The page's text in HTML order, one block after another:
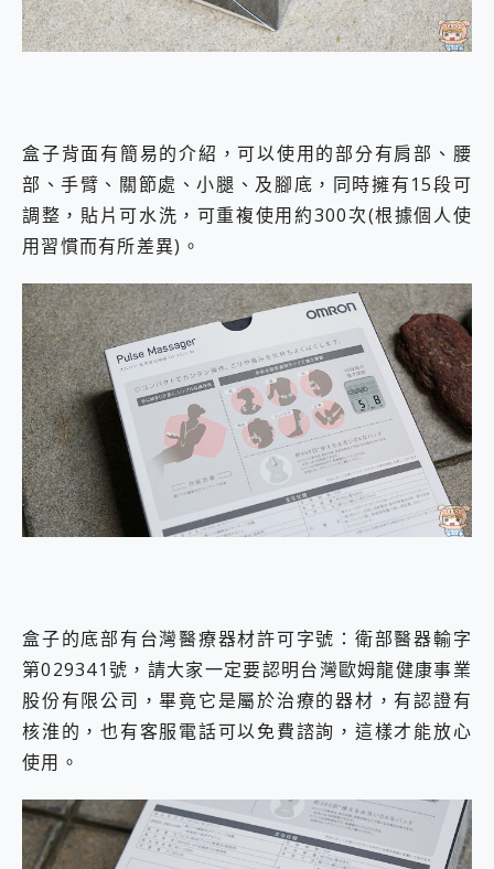
盒子背面有簡易的介紹，可以使用的部分有肩部、腰
部、手臂、關節處、小腿、及腳底，同時擁有15段可
調整，貼片可水洗，可重複使用約300次(根據個人使
用習慣而有所差異)。
盒子的底部有台灣醫療器材許可字號：衛部醫器輸字
第029341號，請大家一定要認明台灣歐姆龍健康事業
股份有限公司，畢竟它是屬於治療的器材，有認證有
核淮的，也有客服電話可以免費諮詢，這樣才能放心
使用。